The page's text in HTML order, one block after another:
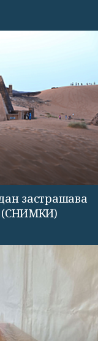
застрашава
(СНИМКИ)